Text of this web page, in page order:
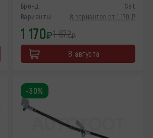
Бренд:
Sat
Варианты:
8 вариантов от 1 170 ₽
1 170₽1 672₽
8 августа
-30%